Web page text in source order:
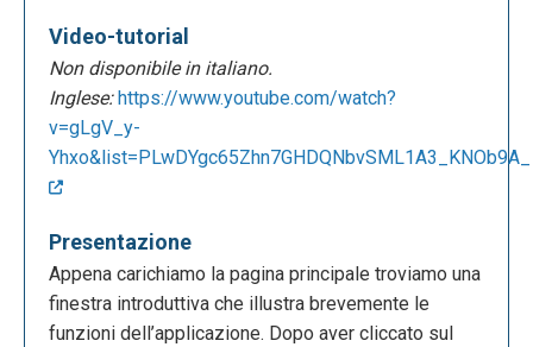
Video-tutorial
Non disponibile in italiano.
Inglese: https://www.youtube.com/watch?
v=gLgV_y-
Yhxo&list=PLwDYgc65Zhn7GHDQNbvSML1A3_KNOb9A_
Presentazione
Appena carichiamo la pagina principale troviamo una
finestra introduttiva che illustra brevemente le
funzioni dell’applicazione. Dopo aver cliccato sul